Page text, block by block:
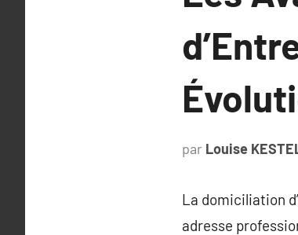
par Louise
La domiciliation
adresse